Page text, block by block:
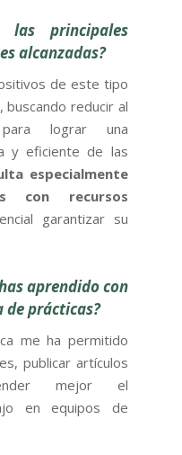
las principales
alcanzadas?
de este tipo
reducir al
lograr una
y eficiente de las
especialmente
con recursos
garantizar su
aprendido con
de prácticas?
me ha permitido
publicar artículos
mejor el
en equipos de